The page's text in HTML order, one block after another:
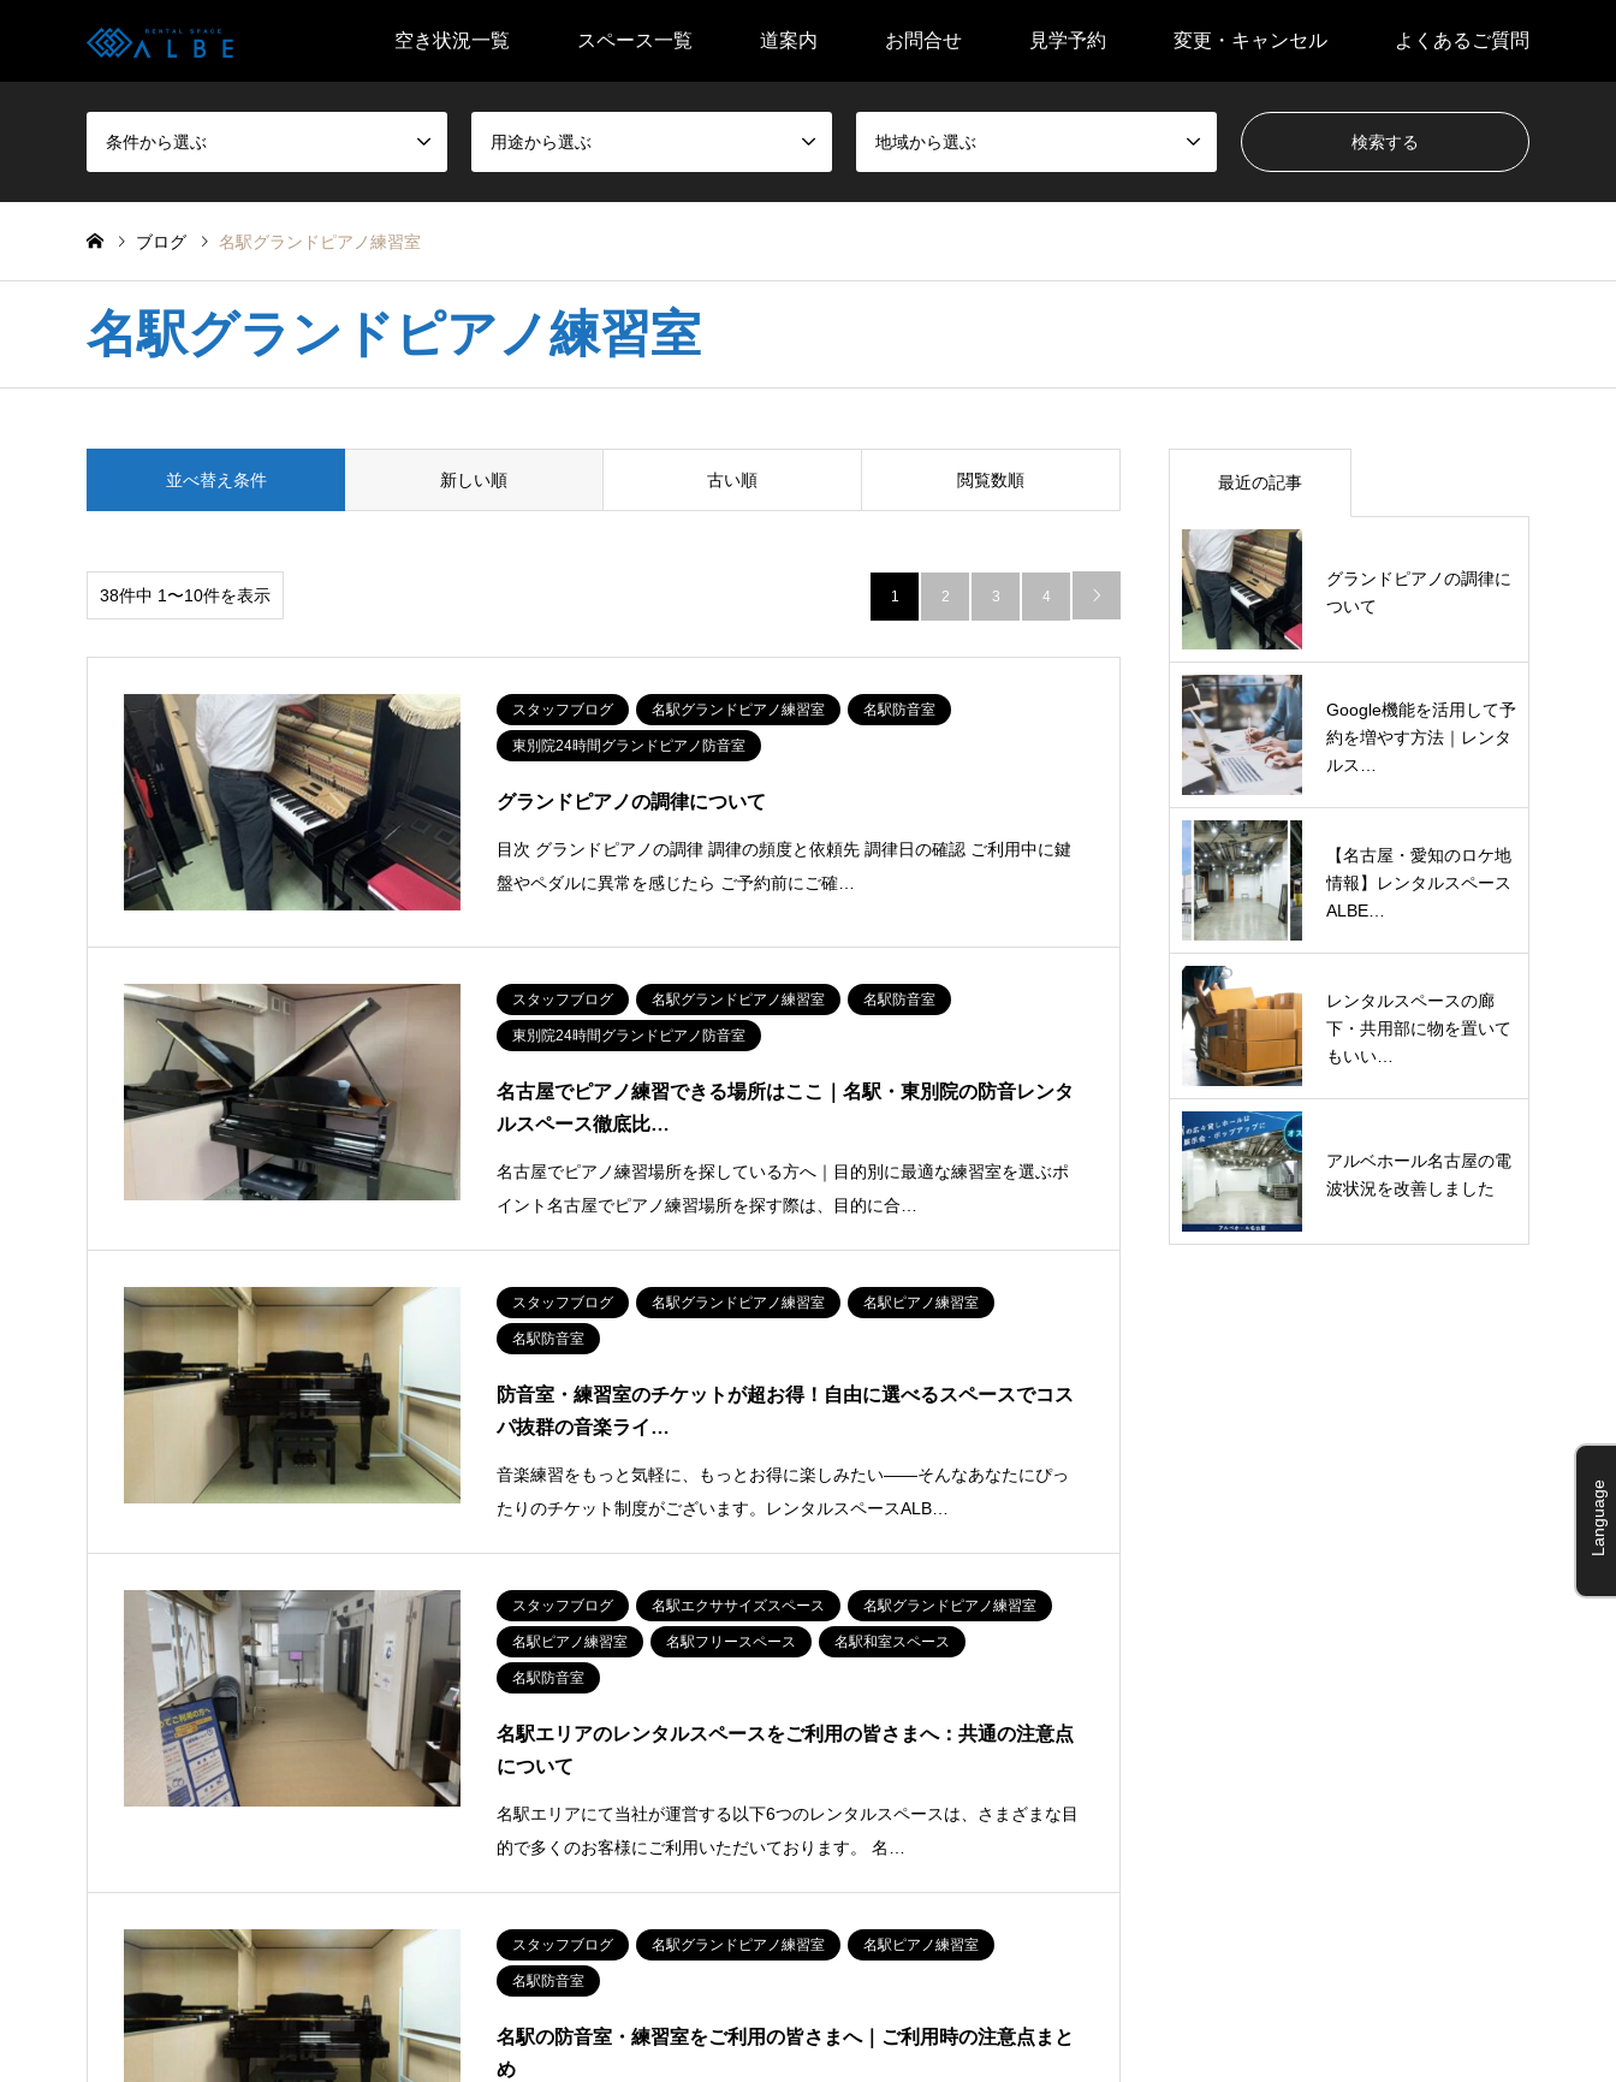
空き状況一覧 スペース一覧 道案内 お問合せ 見学予約 変更・キャンセル よくあるご質問
条件から選ぶ 用途から選ぶ 地域から選ぶ
ブログ 名駅グランドピアノ練習室
名駅グランドピアノ練習室
並べ替え条件 新しい順 古い順 閲覧数順
38件中 1〜10件を表示 1 2 3 4 
スタッフブログ 名駅グランドピアノ練習室 名駅防音室
東別院24時間グランドピアノ防音室
グランドピアノの調律について
目次 グランドピアノの調律 調律の頻度と依頼先 調律日の確認 ご利用中に鍵
盤やペダルに異常を感じたら ご予約前にご確…
スタッフブログ 名駅グランドピアノ練習室 名駅防音室
東別院24時間グランドピアノ防音室
名古屋でピアノ練習できる場所はここ｜名駅・東別院の防音レンタ
ルスペース徹底比…
名古屋でピアノ練習場所を探している方へ｜目的別に最適な練習室を選ぶポ
イント名古屋でピアノ練習場所を探す際は、目的に合…
スタッフブログ 名駅グランドピアノ練習室 名駅ピアノ練習室
名駅防音室
防音室・練習室のチケットが超お得！自由に選べるスペースでコス
パ抜群の音楽ライ…
音楽練習をもっと気軽に、もっとお得に楽しみたい――そんなあなたにぴっ
たりのチケット制度がございます。レンタルスペースALB…
スタッフブログ 名駅エクササイズスペース 名駅グランドピアノ練習室
名駅ピアノ練習室 名駅フリースペース 名駅和室スペース
名駅防音室
名駅エリアのレンタルスペースをご利用の皆さまへ：共通の注意点
について
名駅エリアにて当社が運営する以下6つのレンタルスペースは、さまざまな目
的で多くのお客様にご利用いただいております。 名…
スタッフブログ 名駅グランドピアノ練習室 名駅ピアノ練習室
名駅防音室
名駅の防音室・練習室をご利用の皆さまへ｜ご利用時の注意点まと
め
最近の記事
グランドピアノの調律に
ついて
Google機能を活用して予
約を増やす方法｜レンタ
ルス…
【名古屋・愛知のロケ地
情報】レンタルスペース
ALBE…
レンタルスペースの廊
下・共用部に物を置いて
もいい…
アルベホール名古屋の電
波状況を改善しました
Language